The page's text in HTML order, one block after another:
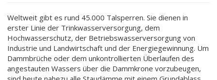
Weltweit gibt es rund 45.000 Talsperren. Sie dienen in
erster Linie der Trinkwasserversorgung, dem
Hochwasserschutz, der Betriebswasserversorgung von
Industrie und Landwirtschaft und der Energiegewinnung. Um
Dammbrüche oder dem unkontrollierten Überlaufen des
angestauten Wassers über die Dammkrone vorzubeugen,